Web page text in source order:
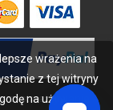
zastrzeżone.
wrażenia na
z tej witryny
na używanie